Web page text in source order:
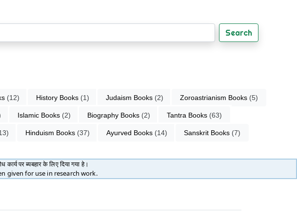
Search
(12) History Books (1) Judaism Books (2) Zoroastrianism Books (5)
Islamic Books (2) Biography Books (2) Tantra Books (63)
Hinduism Books (37) Ayurved Books (14) Sanskrit Books (7)
पर ब्यबहार के लिए दिया गया हे।
given for use in research work.